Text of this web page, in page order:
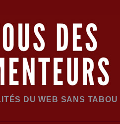
DU WEB SANS TABOU